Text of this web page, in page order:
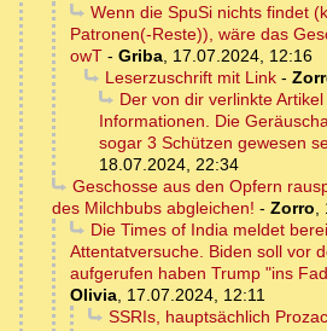
Wenn die SpuSi nichts findet
Patronen(-Reste)), wäre das
owT - Griba, 17.07.2024, 12:16
Leserzuschrift mit Link-
Der von dir verlinkte
Informationen. Die
sogar 3 Schützen gewesen
18.07.2024, 22:34
Geschosse aus den Opfern
des Milchbubs abgleichen! - Zorro,
Die Times of India meldet
Attentatversuche. Biden soll vor
aufgerufen haben Trump "ins
Olivia, 17.07.2024, 12:11
SSRIs, hauptsächlich Prozac